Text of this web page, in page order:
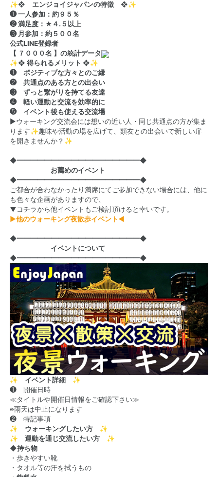
✨❖ エンジョイジャパンの特徴 ❖✨
❶ 一人参加：約９５％
❷ 満足度：★４.５以上
❸ 月参加：約５００名
公式LINE登録者
【 ７０００名 】の統計データ
✨❖ 得られるメリット ❖✨
❶ ポジティブな方々とのご縁
❷ 共通点のある方との出会い
❸ ずっと繋がりを持てる友達
❹ 軽い運動と交流を効率的に
❺ イベント後も使える交流場
▶ウォーキング交流会には想いの近い人・同じ共通点の方が集ま
ります✨趣味や活動の場を広げて、類友との出会いで新しい扉
を開きませんか？✨
◆━━━━━━━━━━━━━━━━━━◆
お薦めのイベント
◆━━━━━━━━━━━━━━━━━━◆
ご都合が合わなかったり満席にてご参加できない場合には、他に
も色々な企画がありますので、
▼コチラから他イベントもご検討頂けると幸いです。
▶他のウォーキング夜散歩イベント◀
◆━━━━━━━━━━━━━━━━━━◆
イベントについて
◆━━━━━━━━━━━━━━━━━━◆
✨ イベント詳細 ✨
❶ 開催日時
≪タイトルや開催日情報をご確認下さい≫
※雨天は中止になります
❷ 特記事項
✨ ウォーキングしたい方 ✨
✨ 運動を通じ交流したい方 ✨
◆持ち物
・歩きやすい靴
・タオル等の汗を拭うもの